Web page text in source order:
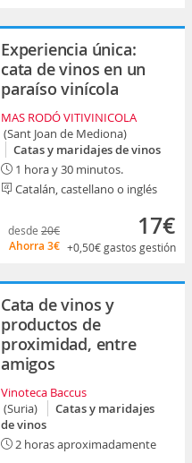
Experiencia única:
cata de vinos en un
paraíso vinícola
MAS RODÓ VITIVINICOLA
(Sant Joan de Mediona)
Catas y maridajes de vinos
1 hora y 30 minutos.
Catalán, castellano o inglés
desde 20€
Ahorra 3€
17€
+0,50€gastos gestión
Cata de vinos y
productos de
proximidad, entre
amigos
Vinoteca Baccus
(Suria)
Catas y maridajes
de vinos
2 horas aproximadamente